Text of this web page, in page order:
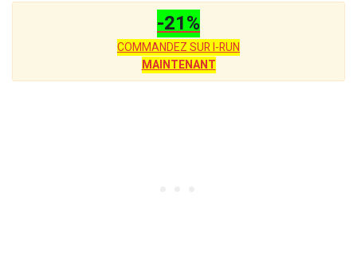
-21%
COMMANDEZ SUR I-RUN
MAINTENANT